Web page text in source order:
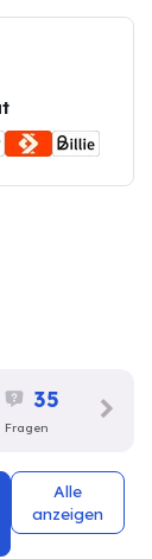
35
Fragen
Alle
anzeigen